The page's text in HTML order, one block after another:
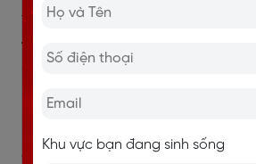
12. Tu sĩ Thomas Aquinas –
the greatest pleasures, and
most agreeable pursuits become
(Tình bạn là cội nguồn của
cám dỗ nhất cũng trở nên tẻ nhạt.)
Khu vực bạn đang sinh sống